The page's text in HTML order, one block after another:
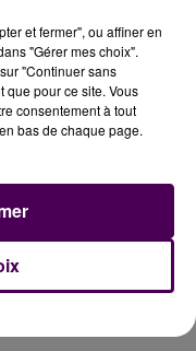
The Voice & The Voice
et fermer", ou affiner en
"Gérer mes choix".
"Continuer sans
que pour ce site. Vous
consentement à tout
bas de chaque page.